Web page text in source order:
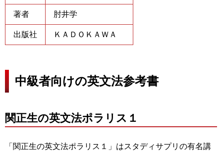
著者 肘井学
出版社 ＫＡＤＯＫＡＷＡ
中級者向けの英文法参考書
関正生の英文法ポラリス１
「関正生の英文法ポラリス１」はスタディサプリの有名講